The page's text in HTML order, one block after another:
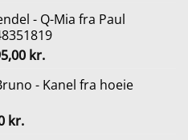
kr..
pris
er:
221,25 kr..
- Q-Mia fra Paul
kr..
kr.Den
pris
- Kanel fra hoeie
kr.Den